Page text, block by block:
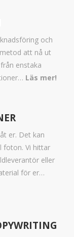
och
att nå ut
enstaka
Läs mer!
er. Det kan
foton. Vi hittar
eller
för er…